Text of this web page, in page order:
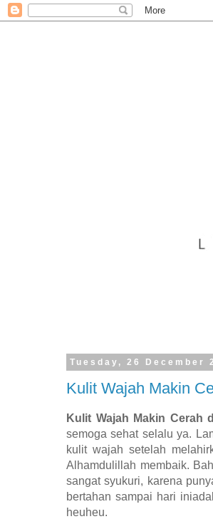
Tuesday, 26 December
Kulit Wajah Makin
Kulit Wajah Makin Cerah
semoga sehat selalu ya.
kulit wajah setelah
Alhamdulillah membaik.
sangat syukuri, karena
bertahan sampai hari
heuheu.